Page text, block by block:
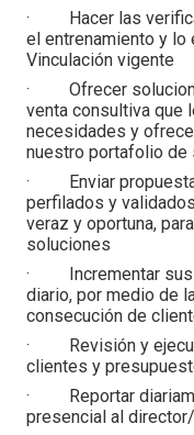
· Hacer las
el entrenamiento y
Vinculación vigente
· Ofrecer
venta consultiva que
necesidades y
nuestro portafolio de
· Enviar
perfilados y
veraz y oportuna,
soluciones
· Incrementar sus
diario, por medio de
consecución de
· Revisión y
clientes y
· Reportar
presencial al